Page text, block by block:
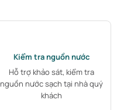
Kiểm tra nguồn nước
Hỗ trợ khảo sát, kiểm tra
nguồn nước sạch tại nhà quý
khách